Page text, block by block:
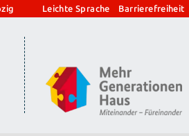
Leichte Sprache Barrierefreiheit